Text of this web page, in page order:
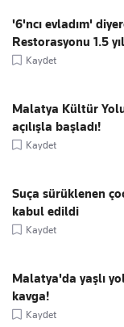
'6'ncı evladım'
Restorasyonu 1.5
Kaydet
Malatya Kültür
açılışla başladı!
Kaydet
Suça sürüklenen
kabul edildi
Kaydet
Malatya'da yaşlı
kavga!
Kaydet